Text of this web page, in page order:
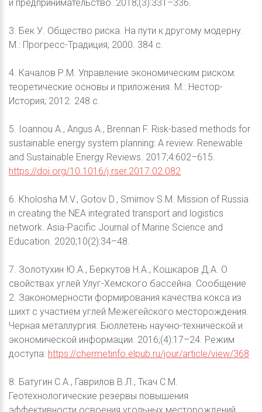
и предпринимательство. 2018;(3):331–336.
3. Бек У. Общество риска. На пути к другому модерну.
М.: Прогресс-Традиция; 2000. 384 с.
4. Качалов Р.М. Управление экономическим риском:
теоретические основы и приложения. М.: Нестор-
История; 2012. 248 с.
5. Ioannou A., Angus A., Brennan F. Risk-based methods for
sustainable energy system planning: A review. Renewable
and Sustainable Energy Reviews. 2017;4:602–615.
https://doi.org/10.1016/j.rser.2017.02.082
6. Kholosha M.V., Gotov D., Smirnov S.M. Mission of Russia
in creating the NEA integrated transport and logistics
network. Asia-Pacific Journal of Marine Science and
Education. 2020;10(2):34–48.
7. Золотухин Ю.А., Беркутов Н.А., Кошкаров Д.А. О
свойствах углей Улуг-Хемского бассейна. Сообщение
2. Закономерности формирования качества кокса из
шихт с участием углей Межегейского месторождения.
Черная металлургия. Бюллетень научно-технической и
экономической информации. 2016;(4):17–24. Режим
доступа: https://chermetinfo.elpub.ru/jour/article/view/368
8. Батугин С.А., Гаврилов В.Л., Ткач С.М.
Геотехнологические резервы повышения